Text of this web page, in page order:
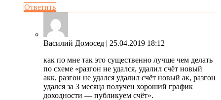
Ответить
Василий Домосед | 25.04.2019 18:12
как по мне так это существенно лучше чем делать
по схеме «разгон не удался, удалил счёт новый
акк, разгон не удался удалил счёт новый ак, разгон
удался за 3 месяца получен хороший график
доходности — публикуем счёт».